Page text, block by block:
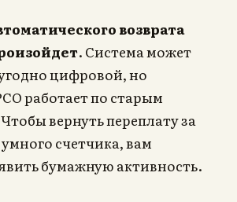
возврата
. Система может
цифровой, но
работает по старым
вернуть переплату за
счетчика, вам
бумажную активность.